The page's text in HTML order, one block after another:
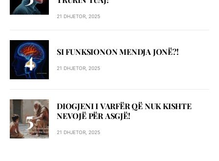
21 DHJETOR, 2025
SI FUNKSIONON MENDJA JONË?!
21 DHJETOR, 2025
DIOGJENI I VARFËR QË NUK KISHTE
NEVOJË PËR ASGJË!
21 DHJETOR, 2025